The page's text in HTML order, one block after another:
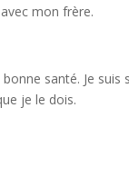
mon frère.
santé. Je suis
je le dois.